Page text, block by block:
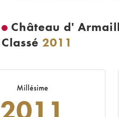
Château d'
Classé 2011
Millésime